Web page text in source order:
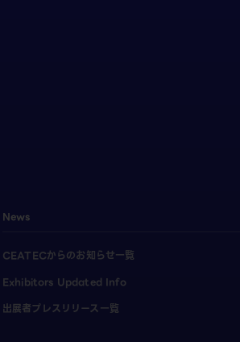
News
CEATECからのお知らせ一覧
Exhibitors Updated Info
出展者プレスリリース一覧